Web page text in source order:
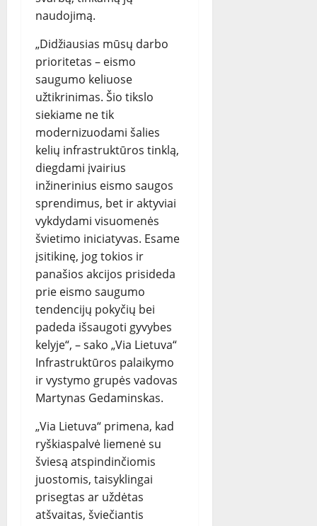
naudojimą.
„Didžiausias mūsų darbo
prioritetas – eismo
saugumo keliuose
užtikrinimas. Šio tikslo
siekiame ne tik
modernizuodami šalies
kelių infrastruktūros tinklą,
diegdami įvairius
inžinerinius eismo saugos
sprendimus, bet ir aktyviai
vykdydami visuomenės
švietimo iniciatyvas. Esame
įsitikinę, jog tokios ir
panašios akcijos prisideda
prie eismo saugumo
tendencijų pokyčių bei
padeda išsaugoti gyvybes
kelyje“, – sako „Via Lietuva“
Infrastruktūros palaikymo
ir vystymo grupės vadovas
Martynas Gedaminskas.
„Via Lietuva“ primena, kad
ryškiaspalvė liemenė su
šviesą atspindinčiomis
juostomis, taisyklingai
prisegtas ar uždėtas
atšvaitas, šviečiantis